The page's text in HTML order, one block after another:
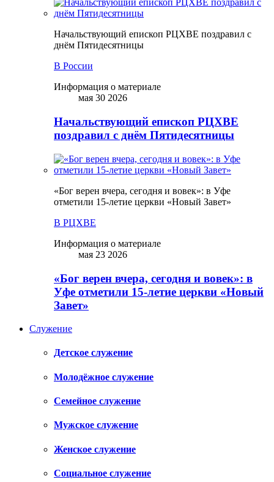
Начальствующий епископ РЦХВЕ поздравил с
днём Пятидесятницы
В России
Информация о материале
мая 30 2026
Начальствующий епископ РЦХВЕ
поздравил с днём Пятидесятницы
«Бог верен вчера, сегодня и вовек»: в Уфе
отметили 15-летие церкви «Новый Завет»
В РЦХВЕ
Информация о материале
мая 23 2026
«Бог верен вчера, сегодня и вовек»: в
Уфе отметили 15-летие церкви «Новый
Завет»
Служение
Детское служение
Молодёжное служение
Семейное служение
Мужское служение
Женское служение
Социальное служение